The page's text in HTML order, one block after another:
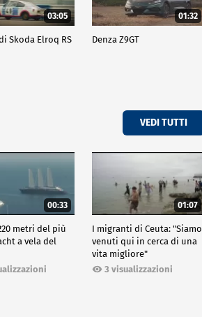
03:05
Skoda Elroq RS
01:32
Denza Z9GT
VEDI TUTTI
00:33
metri del più
a vela del
01:07
I migranti di Ceuta: "Siamo
venuti qui in cerca di una
vita migliore"
3 visualizzazioni